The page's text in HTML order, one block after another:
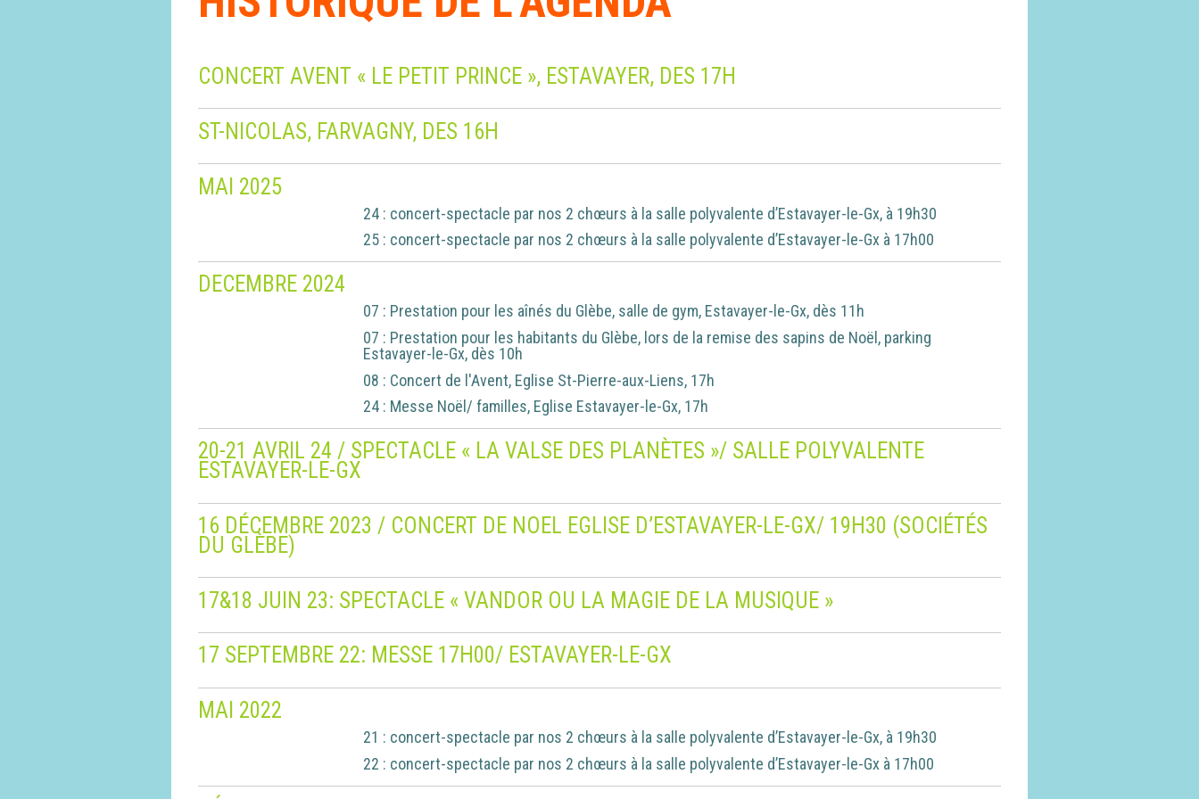
CONCERT AVENT « LE PETIT PRINCE », ESTAVAYER, DES 17H
ST-NICOLAS, FARVAGNY, DES 16H
MAI 2025
24 : concert-spectacle par nos 2 chœurs à la salle polyvalente d’Estavayer-le-Gx, à 19h30
25 : concert-spectacle par nos 2 chœurs à la salle polyvalente d’Estavayer-le-Gx à 17h00
DECEMBRE 2024
07 : Prestation pour les aînés du Glèbe, salle de gym, Estavayer-le-Gx, dès 11h
07 : Prestation pour les habitants du Glèbe, lors de la remise des sapins de Noël, parking
Estavayer-le-Gx, dès 10h
08 : Concert de l'Avent, Eglise St-Pierre-aux-Liens, 17h
24 : Messe Noël/ familles, Eglise Estavayer-le-Gx, 17h
20-21 AVRIL 24 / SPECTACLE « LA VALSE DES PLANÈTES »/ SALLE POLYVALENTE
ESTAVAYER-LE-GX
16 DÉCEMBRE 2023 / CONCERT DE NOEL EGLISE D’ESTAVAYER-LE-GX/ 19H30 (SOCIÉTÉS
DU GLÈBE)
17&18 JUIN 23: SPECTACLE « VANDOR OU LA MAGIE DE LA MUSIQUE »
17 SEPTEMBRE 22: MESSE 17H00/ ESTAVAYER-LE-GX
MAI 2022
21 : concert-spectacle par nos 2 chœurs à la salle polyvalente d’Estavayer-le-Gx, à 19h30
22 : concert-spectacle par nos 2 chœurs à la salle polyvalente d’Estavayer-le-Gx à 17h00